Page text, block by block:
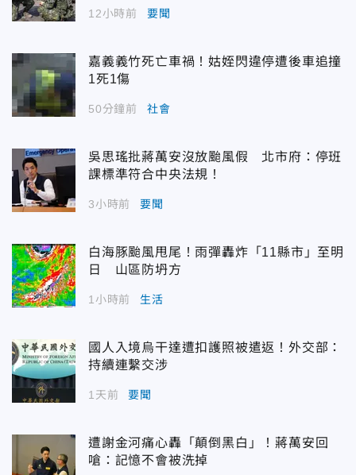
12小時前 要聞
嘉義義竹死亡車禍！姑姪閃違停遭後車追撞
1死1傷
50分鐘前 社會
吳思瑤批蔣萬安沒放颱風假 北市府：停班
課標準符合中央法規！
3小時前 要聞
白海豚颱風甩尾！雨彈轟炸「11縣市」至明
日 山區防坍方
1小時前 生活
國人入境烏干達遭扣護照被遣返！外交部：
持續連繫交涉
1天前 要聞
遭謝金河痛心轟「顛倒黑白」！蔣萬安回
嗆：記憶不會被洗掉